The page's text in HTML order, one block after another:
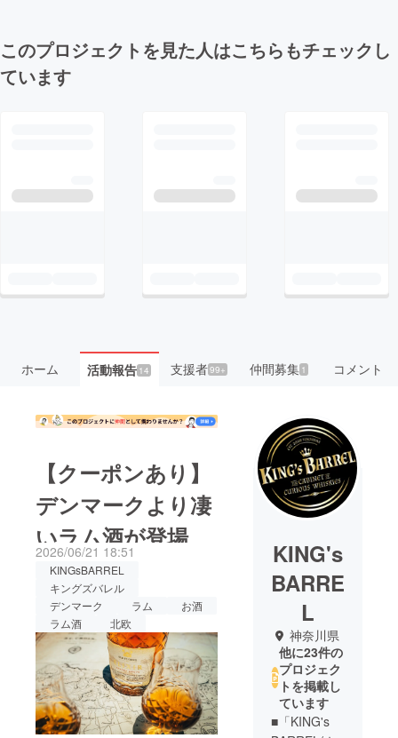
このプロジェクトを見た人はこちらもチェックし
ています
ホーム 活動報告14 支援者99+ 仲間募集 1 コメント
【クーポンあり】
デンマークより凄
いラム酒が登場
2026/06/21 18:51
KINGsBARREL
キングズバレル
デンマーク
ラム
お酒
ラム酒
北欧
KING's
BARRE
L
神奈川県
他に23件の
プロジェク
トを掲載し
ています
■「KING's